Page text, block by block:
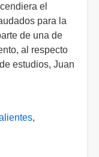
el
para la
de una de
al respecto
estudios, Juan